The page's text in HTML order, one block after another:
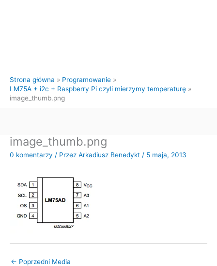
Strona główna
Programowanie
LM75A + i2c + Raspberry Pi czyli mierzymy temperaturę
image_thumb.png
image_thumb.png
0 komentarzy / Przez Arkadiusz Benedykt / 5 maja, 2013
← Poprzedni Media